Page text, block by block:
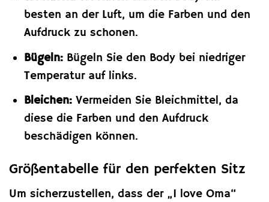
besten an der Luft, um die Farben und den
Aufdruck zu schonen.
Bügeln:Bügeln Sie den Body bei niedriger
Temperatur auf links.
Bleichen:Vermeiden Sie Bleichmittel, da
diese die Farben und den Aufdruck
beschädigen können.
Größentabelle für den perfekten Sitz
Um sicherzustellen, dass der „I love Oma“